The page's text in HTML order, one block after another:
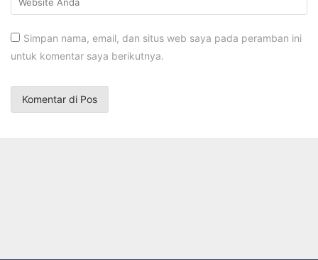
Simpan nama, email, dan situs web saya pada peramban ini
untuk komentar saya berikutnya.